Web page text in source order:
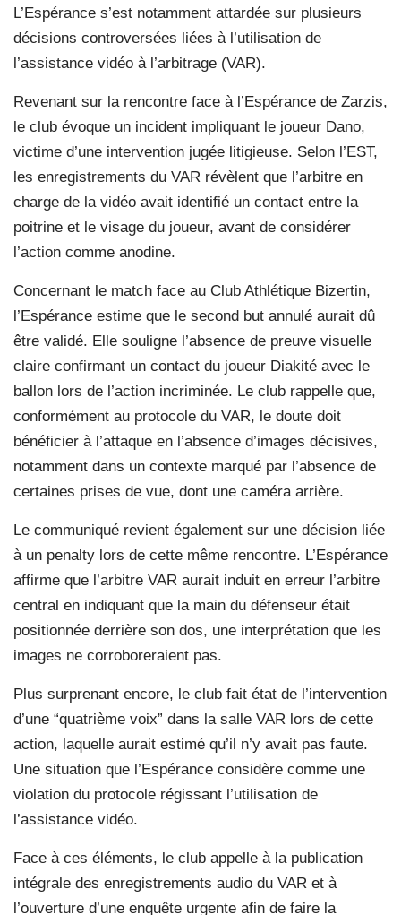
L’Espérance s’est notamment attardée sur plusieurs
décisions controversées liées à l’utilisation de
l’assistance vidéo à l’arbitrage (VAR).
Revenant sur la rencontre face à l’Espérance de Zarzis,
le club évoque un incident impliquant le joueur Dano,
victime d’une intervention jugée litigieuse. Selon l’EST,
les enregistrements du VAR révèlent que l’arbitre en
charge de la vidéo avait identifié un contact entre la
poitrine et le visage du joueur, avant de considérer
l’action comme anodine.
Concernant le match face au Club Athlétique Bizertin,
l’Espérance estime que le second but annulé aurait dû
être validé. Elle souligne l’absence de preuve visuelle
claire confirmant un contact du joueur Diakité avec le
ballon lors de l’action incriminée. Le club rappelle que,
conformément au protocole du VAR, le doute doit
bénéficier à l’attaque en l’absence d’images décisives,
notamment dans un contexte marqué par l’absence de
certaines prises de vue, dont une caméra arrière.
Le communiqué revient également sur une décision liée
à un penalty lors de cette même rencontre. L’Espérance
affirme que l’arbitre VAR aurait induit en erreur l’arbitre
central en indiquant que la main du défenseur était
positionnée derrière son dos, une interprétation que les
images ne corroboreraient pas.
Plus surprenant encore, le club fait état de l’intervention
d’une “quatrième voix” dans la salle VAR lors de cette
action, laquelle aurait estimé qu’il n’y avait pas faute.
Une situation que l’Espérance considère comme une
violation du protocole régissant l’utilisation de
l’assistance vidéo.
Face à ces éléments, le club appelle à la publication
intégrale des enregistrements audio du VAR et à
l’ouverture d’une enquête urgente afin de faire la